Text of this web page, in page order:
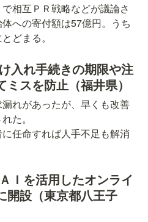
相互ＰＲ戦略などが議論さ
への寄付額は57億円。うち
どまる。
入れ手続きの期限や注
スを防止（福井県）
れがあったが、早くも改善
た。
任命すれば人手不足も解消
Ｉを活用したオンライ
開設（東京都八王子